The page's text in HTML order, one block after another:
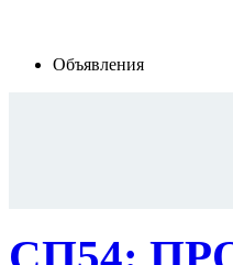
Объявления